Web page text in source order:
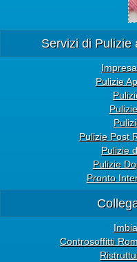
Servizi di Pulizie
Pulizie
Pulizie Post
Pulizie
Pulizie
Pronto
Controsoffitti